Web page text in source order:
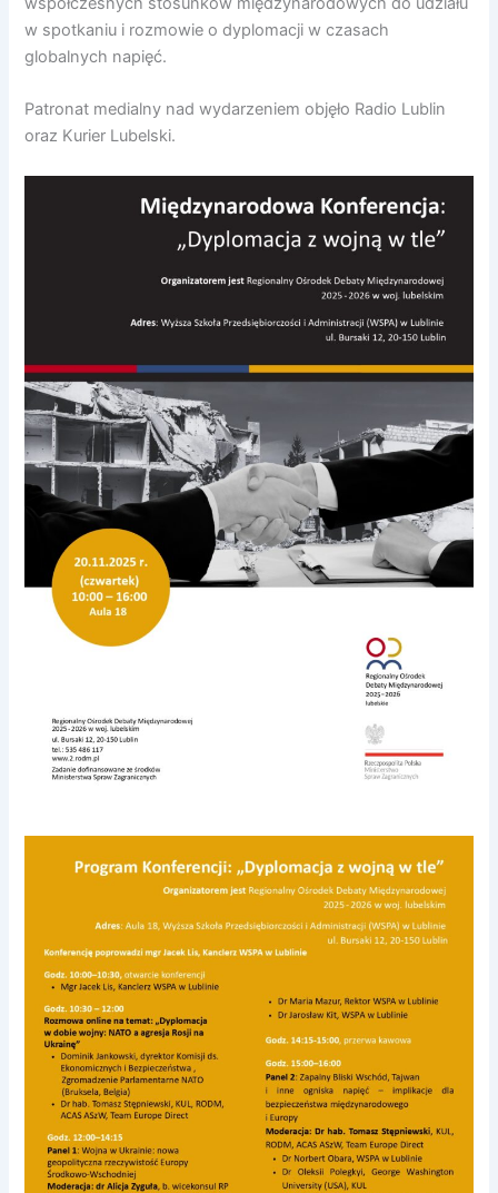
w spotkaniu i rozmowie o dyplomacji w czasach
globalnych napięć.
Patronat medialny nad wydarzeniem objęło Radio Lublin
oraz Kurier Lubelski.